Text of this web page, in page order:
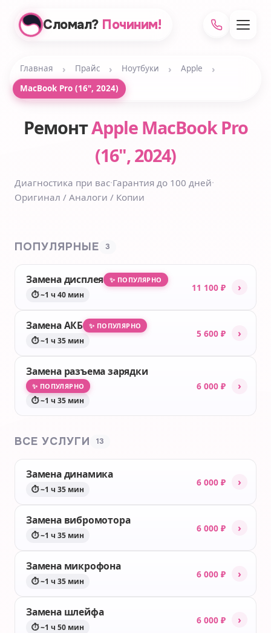
Сломал? Починим!
Главная › Прайс › Ноутбуки › Apple ›
MacBook Pro (16", 2024)
РемонтApple MacBook Pro
(16", 2024)
Диагностика при вас·Гарантия до 100 дней·
Оригинал / Аналоги / Копии
ПОПУЛЯРНЫЕ 3
Замена дисплея ✨ ПОПУЛЯРНО
⏱ ~1 ч 40 мин
11 100 ₽ ›
Замена АКБ ✨ ПОПУЛЯРНО
⏱ ~1 ч 35 мин
5 600 ₽ ›
Замена разъема зарядки
✨ ПОПУЛЯРНО
⏱ ~1 ч 35 мин
6 000 ₽ ›
ВСЕ УСЛУГИ 13
Замена динамика
⏱ ~1 ч 35 мин
6 000 ₽ ›
Замена вибромотора
⏱ ~1 ч 35 мин
6 000 ₽ ›
Замена микрофона
⏱ ~1 ч 35 мин
6 000 ₽ ›
Замена шлейфа
⏱ ~1 ч 50 мин
6 000 ₽ ›